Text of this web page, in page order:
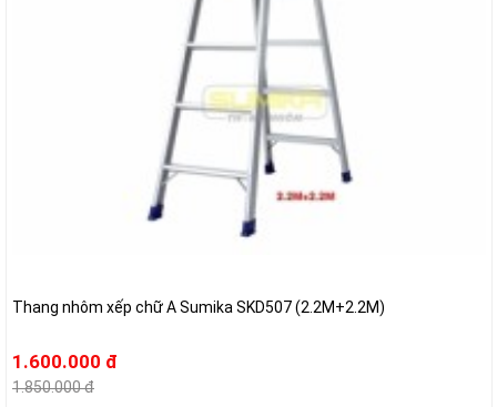
Thang nhôm xếp chữ A Sumika SKD507 (2.2M+2.2M)
1.600.000 đ
1.850.000 đ